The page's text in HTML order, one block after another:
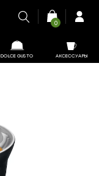
DOLCE GUSTO АКСЕССУАРЫ
0